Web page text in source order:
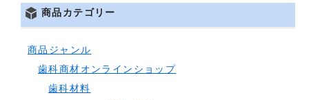
商品カテゴリー
商品ジャンル
歯科商材オンラインショップ
歯科材料